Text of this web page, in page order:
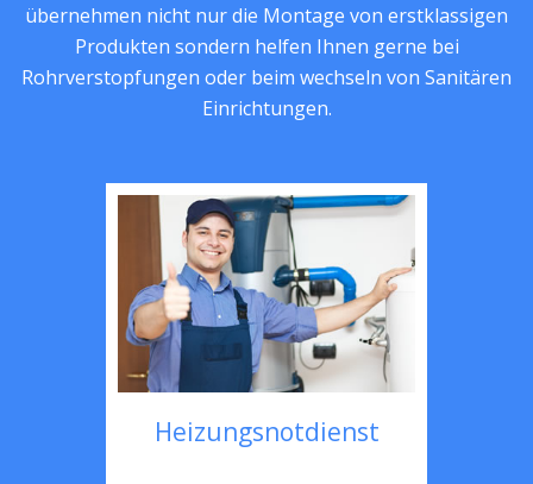
übernehmen nicht nur die Montage von erstklassigen
Produkten sondern helfen Ihnen gerne bei
Rohrverstopfungen oder beim wechseln von Sanitären
Einrichtungen.
Heizungsnotdienst